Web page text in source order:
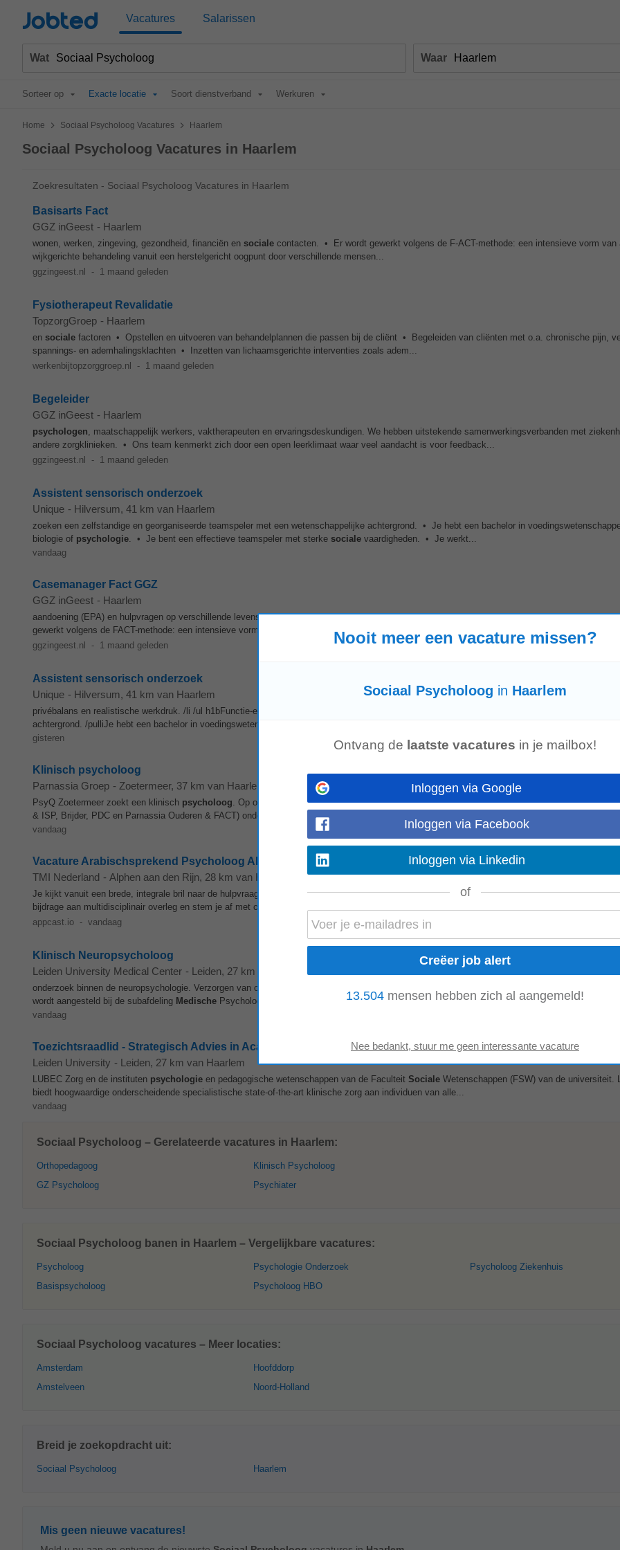
Jobted Vacatures Salarissen
Wat Waar
Sorteer op Exacte locatie Soort dienstverband Werkuren
Home > Sociaal Psycholoog Vacatures > Haarlem
Sociaal Psycholoog Vacatures in Haarlem
Zoekresultaten - Sociaal Psycholoog Vacatures in Haarlem
Basisarts Fact
GGZ inGeest - Haarlem
wonen, werken, zingeving, gezondheid, financiën en sociale contacten. • Er wordt gewerkt volgens de F-ACT-methode: een intensieve vorm van
wijkgerichte behandeling vanuit een herstelgericht oogpunt door verschillende mensen...
ggzingeest.nl
- 1 maand geleden
Fysiotherapeut Revalidatie
TopzorgGroep - Haarlem
en sociale factoren • Opstellen en uitvoeren van behandelplannen die passen bij de cliënt • Begeleiden van cliënten met o.a. chronische pijn,
spannings- en ademhalingsklachten • Inzetten van lichaamsgerichte interventies zoals adem...
werkenbijtopzorggroep.nl
- 1 maand geleden
Begeleider
GGZ inGeest - Haarlem
psychologen, maatschappelijk werkers, vaktherapeuten en ervaringsdeskundigen. We hebben uitstekende samenwerkingsverbanden met
andere zorgklinieken. • Ons team kenmerkt zich door een open leerklimaat waar veel aandacht is voor feedback...
ggzingeest.nl
- 1 maand geleden
Assistent sensorisch onderzoek
Unique - Hilversum, 41 km van Haarlem
zoeken een zelfstandige en georganiseerde teamspeler met een wetenschappelijke achtergrond. • Je hebt een bachelor in
biologie of psychologie. • Je bent een effectieve teamspeler met sterke sociale vaardigheden. • Je werkt...
vandaag
Casemanager Fact GGZ
GGZ inGeest - Haarlem
aandoening (EPA) en hulpvragen op verschillende levensgebieden, zoals wonen, werken, zingeving, gezondheid, financiën ensocialecontacten.
gewerkt volgens de FACT-methode: een intensieve vorm van ambulante, wijkgerichte behandeling vanuit...
ggzingeest.nl
- 1 maand geleden
Assistent sensorisch onderzoek
Unique - Hilversum, 41 km van Haarlem
privébalans en realistische werkdruk. /li /ul h1bFunctie-eisen /b /h1 pWe zoeken een zelfstandige en georganiseerde teamspeler met een
achtergrond. /pulliJe hebt een bachelor in voedingswetenschappen, chemie, biologie of
gisteren
Klinisch psycholoog
Parnassia Groep - Zoetermeer, 37 km van Haarlem
PsyQ Zoetermeer zoekt een klinisch psycholoog. Op onze locatie in Zoetermeer werken we met verschillende zorgbedrijven van Parnassia
& ISP, Brijder, PDC en Parnassia Ouderen & FACT) onder één dak. De kracht van onze teams ligt...
vandaag
Vacature Arabischsprekend Psycholoog Alphen aan den Rijn, Zuid-Holland
TMI Nederland - Alphen aan den Rijn, 28 km van Haarlem
Je kijkt vanuit een brede, integrale bril naar de hulpvraag en betrekt somatische, psychische ensocialefactoren in je behandeling. Ook lever je
bijdrage aan multidisciplinair overleg en stem je af met collega’s zoals GZ-
appcast.io - vandaag
Klinisch Neuropsycholoog
Leiden University Medical Center - Leiden, 27 km van Haarlem
onderzoek binnen de neuropsychologie. Verzorgen van onderwijs en begeleiding van professionals in opleiding binnen het vakgebied. Waar ga je
wordt aangesteld bij de subafdeling Medische Psychologie, binnen de sectie Volwassenen en Ouderen...
vandaag
Toezichtsraadlid - Strategisch Advies in Academische Zorg
Leiden University - Leiden, 27 km van Haarlem
LUBEC Zorg en de instituten psychologie en pedagogische wetenschappen van de Faculteit Sociale Wetenschappen (FSW) van de universiteit.
biedt hoogwaardige onderscheidende specialistische state-of-the-art klinische zorg aan individuen van alle...
vandaag
Sociaal Psycholoog – Gerelateerde vacatures in Haarlem:
Orthopedagoog
GZ Psycholoog
Klinisch Psycholoog
Psychiater
Sociaal Psycholoog banen in Haarlem – Vergelijkbare vacatures:
Psycholoog
Basispsycholoog
Psychologie Onderzoek
Psycholoog HBO
Psycholoog Ziekenhuis
Sociaal Psycholoog vacatures – Meer locaties:
Amsterdam
Amstelveen
Hoofddorp
Noord-Holland
Breid je zoekopdracht uit:
Sociaal Psycholoog Haarlem
Mis geen nieuwe vacatures!
Nooit meer een vacature missen?
Sociaal Psycholoog in Haarlem
Ontvang de laatste vacatures in je mailbox!
Inloggen via Google
Inloggen via Facebook
Inloggen via Linkedin
of
13.504 mensen hebben zich al aangemeld!